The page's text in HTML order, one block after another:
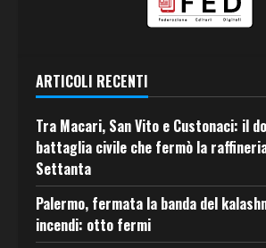
ARTICOLI RECENTI
Tra Macari, San Vito e Custonaci: il
battaglia civile che fermò la
Settanta
Palermo, fermata la banda del
incendi: otto fermi